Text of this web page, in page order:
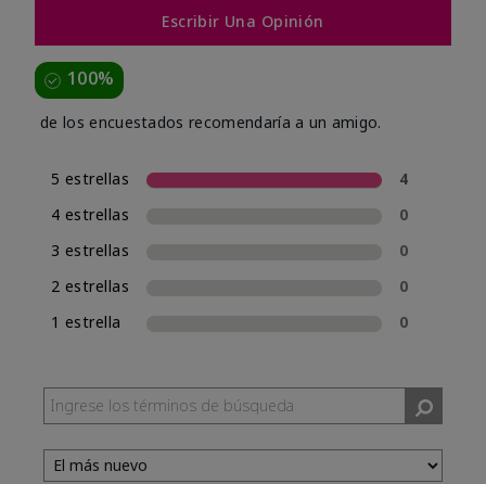
Escribir Una Opinión
100%
de los encuestados recomendaría a un amigo.
5 estrellas
4
4 estrellas
0
3 estrellas
0
2 estrellas
0
1 estrella
0